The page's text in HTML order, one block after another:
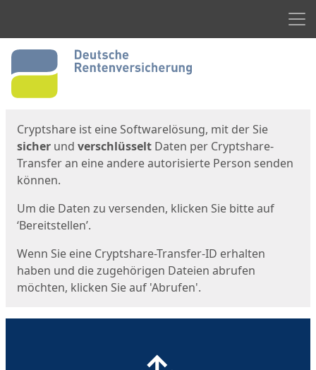
Start
Cryptshare ist eine Softwarelösung, mit der Sie
sicher und verschlüsselt Daten per Cryptshare-
Transfer an eine andere autorisierte Person senden
können.
Um die Daten zu versenden, klicken Sie bitte auf
‘Bereitstellen’.
Wenn Sie eine Cryptshare-Transfer-ID erhalten
haben und die zugehörigen Dateien abrufen
möchten, klicken Sie auf 'Abrufen'.